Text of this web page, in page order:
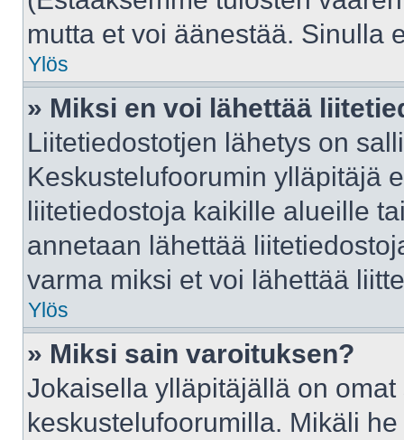
mutta et voi äänestää. Sinulla
Ylös
» Miksi en voi lähettää
Liitetiedostotjen lähetys on
Keskustelufoorumin ylläpitäjä
liitetiedostoja kaikille alueille
annetaan lähettää
varma miksi et voi lähettää
Ylös
» Miksi sain varoituksen?
Jokaisella ylläpitäjällä on
keskustelufoorumilla. Mikäli